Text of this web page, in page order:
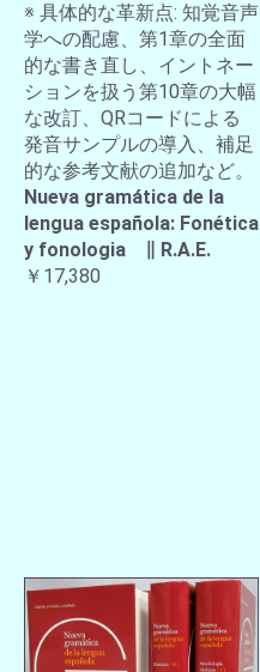
※ 具体的な革新点: 知覚音声
学への配慮、第1章の全面
的な書き直し、イントネー
ションを扱う第10章の大幅
な改訂、QRコードによる
発音サンプルの導入、補足
的な参考文献の追加など。
Nueva gramática de la
lengua española: Fonética
y fonologia ∥ R.A.E.
￥17,380